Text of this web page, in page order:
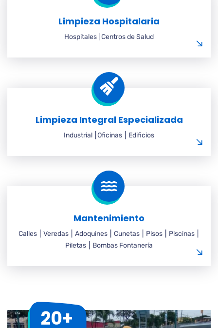
Limpieza Hospitalaria
Hospitales | Centros de Salud
Limpieza Integral Especializada
Industrial ⎮Oficinas ⎮ Edificios
Mantenimiento
Calles ⎮ Veredas ⎮ Adoquines ⎮ Cunetas ⎮ Pisos ⎮ Piscinas ⎮
Piletas ⎮ Bombas Fontanería
20+